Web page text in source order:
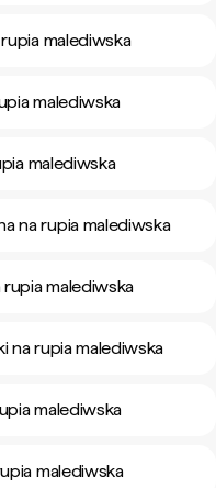
malediwska
malediwska
malediwska
na rupia malediwska
rupia malediwska
na rupia malediwska
malediwska
malediwska